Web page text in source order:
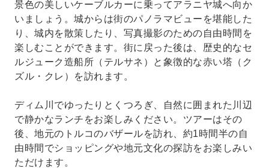
景色の美しいケーブルカーに乗ってアラニヤ城へ向か
いましょう。城からは街のパノラマビューを堪能した
り、城内を散策したり、写真撮影のための自由時間を
楽しむことができます。街に戻った後は、歴史的なセ
ルジューク造船所（テルサネ）と象徴的な赤い塔（ク
ズル・クレ）を訪れます。
ディム川でゆったりとくつろぎ、自然に囲まれた川辺
で静かなランチをお楽しみください。ツアーはその
後、地元のトルコのバザールを訪れ、約1時間半の自
由時間でショッピングや地元文化の探訪をお楽しみい
ただけます。